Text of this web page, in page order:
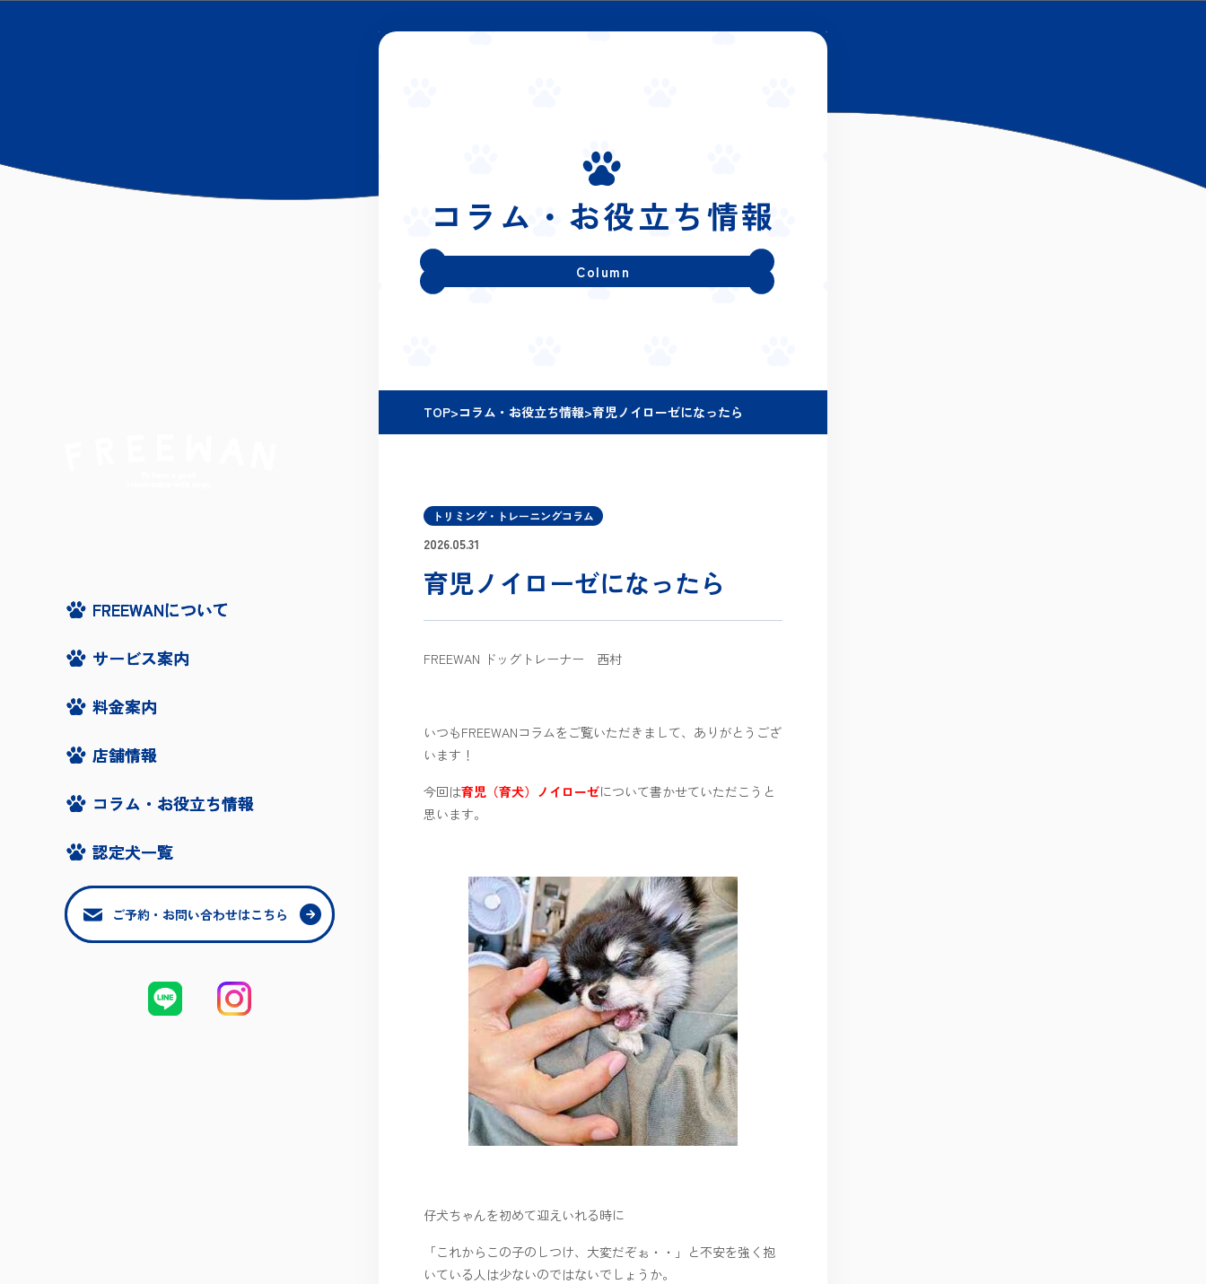
FREEWANについて
サービス案内
料金案内
店舗情報
コラム・お役立ち情報
認定犬一覧
ご予約・お問い合わせはこちら
FREEWANについて
サービス案内
料金案内
店舗情報
コラム・お役立ち情報
認定犬一覧
ご予約・お問い合わせはこちら
コラム・お役立ち情報
Column
TOP>コラム・お役立ち情報>育児ノイローゼになったら
トリミング・トレーニングコラム
2026.05.31
育児ノイローゼになったら
FREEWAN ドッグトレーナー 西村
いつもFREEWANコラムをご覧いただきまして、ありがとうござ
います！
今回は育児（育犬）ノイローゼについて書かせていただこうと
思います。
仔犬ちゃんを初めて迎えいれる時に
「これからこの子のしつけ、大変だぞぉ・・」と不安を強く抱
いている人は少ないのではないでしょうか。